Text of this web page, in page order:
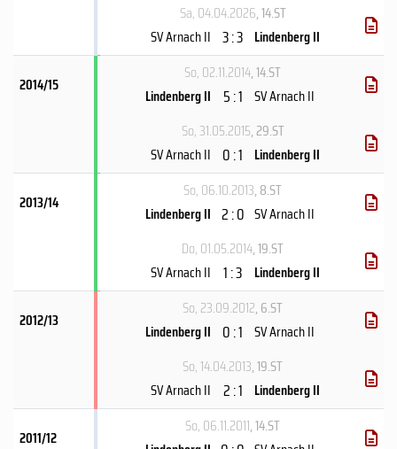
Sa, 04.04.2026, 14.ST
SV Arnach II 3 : 3 Lindenberg II
2014/15
So, 02.11.2014, 14.ST
Lindenberg II
5 : 1 SV Arnach II
So, 31.05.2015, 29.ST
SV Arnach II 0 : 1 Lindenberg II
2013/14
So, 06.10.2013, 8.ST
Lindenberg II 2 : 0 SV Arnach II
Do, 01.05.2014, 19.ST
SV Arnach II 1 : 3 Lindenberg II
2012/13
So, 23.09.2012, 6.ST
Lindenberg II 0 : 1 SV Arnach II
So, 14.04.2013, 19.ST
SV Arnach II 2 : 1 Lindenberg II
2011/12
So, 06.11.2011, 14.ST